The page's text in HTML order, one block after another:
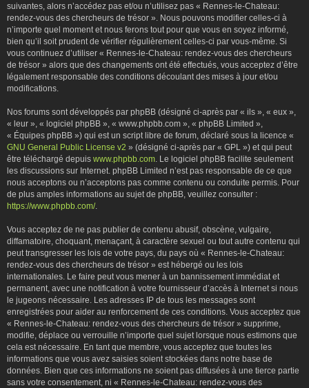
suivantes, alors n’accédez pas et/ou n’utilisez pas « Rennes-le-Chateau:
rendez-vous des chercheurs de trésor ». Nous pouvons modifier celles-ci à
n’importe quel moment et nous ferons tout pour que vous en soyez informé,
bien qu’il soit prudent de vérifier régulièrement celles-ci par vous-même. Si
vous continuez d’utiliser « Rennes-le-Chateau: rendez-vous des chercheurs
de trésor » alors que des changements ont été effectués, vous acceptez d’être
légalement responsable des conditions découlant des mises à jour et/ou
modifications.
Nos forums sont développés par phpBB (désigné ci-après par « ils », « eux »,
« leur », « logiciel phpBB », « www.phpbb.com », « phpBB Limited »,
« Équipes phpBB ») qui est un script libre de forum, déclaré sous la licence «
GNU General Public License v2 » (désigné ci-après par « GPL ») et qui peut
être téléchargé depuis www.phpbb.com. Le logiciel phpBB facilite seulement
les discussions sur Internet. phpBB Limited n’est pas responsable de ce que
nous acceptons ou n’acceptons pas comme contenu ou conduite permis. Pour
de plus amples informations au sujet de phpBB, veuillez consulter :
https://www.phpbb.com/.
Vous acceptez de ne pas publier de contenu abusif, obscène, vulgaire,
diffamatoire, choquant, menaçant, à caractère sexuel ou tout autre contenu qui
peut transgresser les lois de votre pays, du pays où « Rennes-le-Chateau:
rendez-vous des chercheurs de trésor » est hébergé ou les lois
internationales. Le faire peut vous mener à un bannissement immédiat et
permanent, avec une notification à votre fournisseur d’accès à Internet si nous
le jugeons nécessaire. Les adresses IP de tous les messages sont
enregistrées pour aider au renforcement de ces conditions. Vous acceptez que
« Rennes-le-Chateau: rendez-vous des chercheurs de trésor » supprime,
modifie, déplace ou verrouille n’importe quel sujet lorsque nous estimons que
cela est nécessaire. En tant que membre, vous acceptez que toutes les
informations que vous avez saisies soient stockées dans notre base de
données. Bien que ces informations ne soient pas diffusées à une tierce partie
sans votre consentement, ni « Rennes-le-Chateau: rendez-vous des